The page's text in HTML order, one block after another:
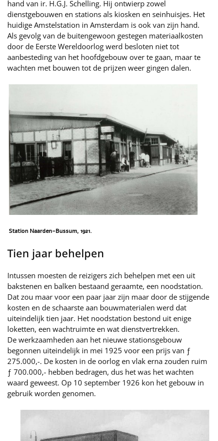
hand van ir. H.G.J. Schelling. Hij ontwierp zowel
dienstgebouwen en stations als kiosken en seinhuisjes. Het
huidige Amstelstation in Amsterdam is ook van zijn hand.
Als gevolg van de buitengewoon gestegen materiaalkosten
door de Eerste Wereldoorlog werd besloten niet tot
aanbesteding van het hoofdgebouw over te gaan, maar te
wachten met bouwen tot de prijzen weer gingen dalen.
Station Naarden-Bussum, 1921.
Tien jaar behelpen
Intussen moesten de reizigers zich behelpen met een uit
bakstenen en balken bestaand geraamte, een noodstation.
Dat zou maar voor een paar jaar zijn maar door de stijgende
kosten en de schaarste aan bouwmaterialen werd dat
uiteindelijk tien jaar. Het noodstation bestond uit enige
loketten, een wachtruimte en wat dienstvertrekken.
De werkzaamheden aan het nieuwe stationsgebouw
begonnen uiteindelijk in mei 1925 voor een prijs van ƒ
275.000,-. De kosten in de oorlog en vlak erna zouden ruim
ƒ 700.000,- hebben bedragen, dus het was het wachten
waard geweest. Op 10 september 1926 kon het gebouw in
gebruik worden genomen.